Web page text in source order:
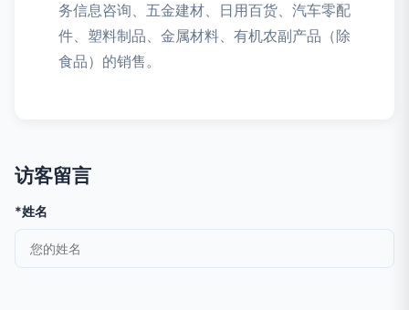
务信息咨询、五金建材、日用百货、汽车零配
件、塑料制品、金属材料、有机农副产品（除
食品）的销售。
访客留言
*姓名